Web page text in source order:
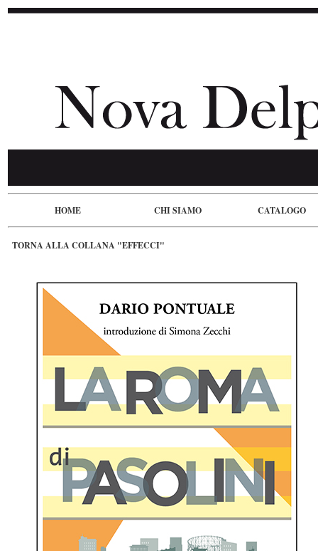
HOME CHI SIAMO CATALOGO
TORNA ALLA COLLANA "EFFECCI"